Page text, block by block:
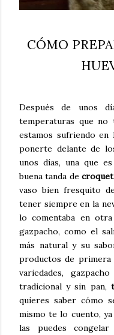
CÓMO
Después de unos
temperaturas que no
estamos sufriendo en
ponerte delante de
unos días, una que
buena tanda de
vaso bien fresquito
tener siempre en la
lo comentaba en
gazpacho, como el
más natural y su
productos de
variedades,
tradicional y sin pan,
quieres saber cómo
mismo te lo cuento,
las puedes